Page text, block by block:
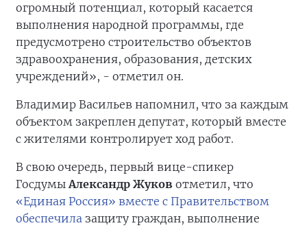
огромный потенциал, который касается
выполнения народной программы, где
предусмотрено строительство объектов
здравоохранения, образования, детских
учреждений», - отметил он.
Владимир Васильев напомнил, что за каждым
объектом закреплен депутат, который вместе
с жителями контролирует ход работ.
В свою очередь, первый вице-спикер
ГосдумыАлександр Жуков отметил, что
«Единая Россия» вместе с Правительством
обеспечила защиту граждан, выполнение